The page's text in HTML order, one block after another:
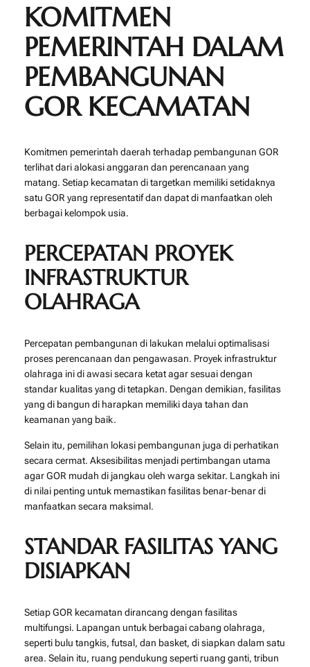
KOMITMEN
PEMERINTAH DALAM
PEMBANGUNAN
GOR KECAMATAN
Komitmen pemerintah daerah terhadap pembangunan GOR
terlihat dari alokasi anggaran dan perencanaan yang
matang. Setiap kecamatan di targetkan memiliki setidaknya
satu GOR yang representatif dan dapat di manfaatkan oleh
berbagai kelompok usia.
PERCEPATAN PROYEK
INFRASTRUKTUR
OLAHRAGA
Percepatan pembangunan di lakukan melalui optimalisasi
proses perencanaan dan pengawasan. Proyek infrastruktur
olahraga ini di awasi secara ketat agar sesuai dengan
standar kualitas yang di tetapkan. Dengan demikian, fasilitas
yang di bangun di harapkan memiliki daya tahan dan
keamanan yang baik.
Selain itu, pemilihan lokasi pembangunan juga di perhatikan
secara cermat. Aksesibilitas menjadi pertimbangan utama
agar GOR mudah di jangkau oleh warga sekitar. Langkah ini
di nilai penting untuk memastikan fasilitas benar-benar di
manfaatkan secara maksimal.
STANDAR FASILITAS YANG
DISIAPKAN
Setiap GOR kecamatan dirancang dengan fasilitas
multifungsi. Lapangan untuk berbagai cabang olahraga,
seperti bulu tangkis, futsal, dan basket, di siapkan dalam satu
area. Selain itu, ruang pendukung seperti ruang ganti, tribun